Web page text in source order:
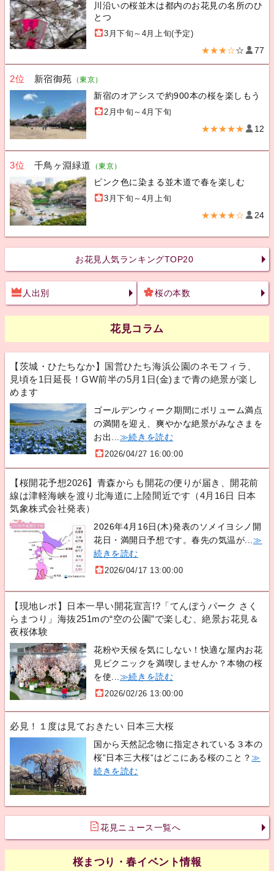
川沿いの桜並木は都内のお花見の名所のひ
とつ
3月下旬～4月上旬(予定)
★★★☆☆ 77
2位 新宿御苑 （東京）
新宿のオアシスで約900本の桜を楽しもう
2月中旬～4月下旬
★★★★★ 12
3位 千鳥ヶ淵緑道 （東京）
ピンク色に染まる並木道で春を楽しむ
3月下旬～4月上旬
★★★★☆ 24
お花見人気ランキングTOP20
人出別 桜の本数
花見コラム
【茨城・ひたちなか】国営ひたち海浜公園のネモフィラ、
見頃を1日延長！GW前半の5月1日(金)まで青の絶景が楽し
めます
ゴールデンウィーク期間にボリューム満点
の満開を迎え、爽やかな絶景がみなさまを
お出... ≫続きを読む
2026/04/27 16:00:00
【桜開花予想2026】青森からも開花の便りが届き、開花前
線は津軽海峡を渡り北海道に上陸間近です（4月16日 日本
気象株式会社発表）
2026年4月16日(木)発表のソメイヨシノ開
花日・満開日予想です。春先の気温が... ≫
続きを読む
2026/04/17 13:00:00
【現地レポ】日本一早い開花宣言!?「てんぼうパーク さく
らまつり」海抜251mの“空の公園”で楽しむ、絶景お花見＆
夜桜体験
花粉や天候を気にしない！快適な屋内お花
見ピクニックを満喫しませんか？本物の桜
を使... ≫続きを読む
2026/02/26 13:00:00
必見！１度は見ておきたい 日本三大桜
国から天然記念物に指定されている３本の
桜”日本三大桜”はどこにある桜のこと？≫
続きを読む
花見ニュース一覧へ
桜まつり・春イベント情報